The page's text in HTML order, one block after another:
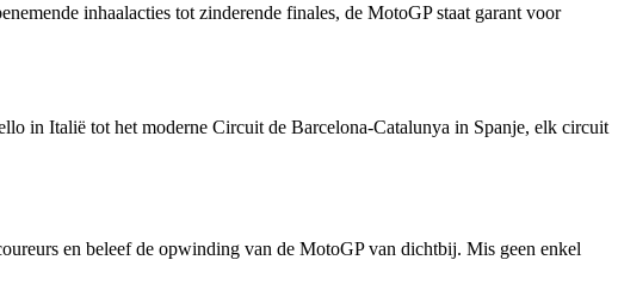
inhaalacties tot zinderende finales, de MotoGP staat garant voor
in Italië tot het moderne Circuit de Barcelona-Catalunya in Spanje, elk circuit
en beleef de opwinding van de MotoGP van dichtbij. Mis geen enkel